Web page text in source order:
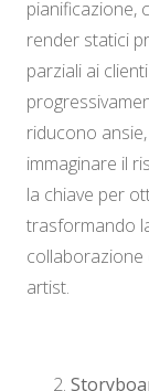
pianificazione,
render statici
parziali ai
riducono
immaginare il
la chiave per
trasformando
artist.